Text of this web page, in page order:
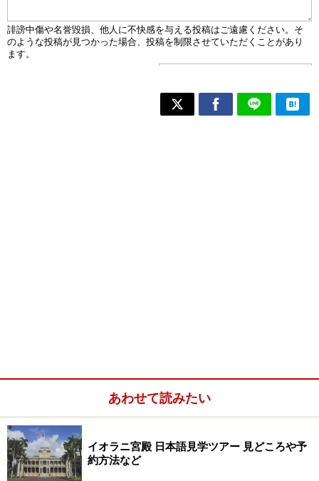
あわせて読みたい
イオラニ宮殿 日本語見学ツアー 見どころや予
約方法など